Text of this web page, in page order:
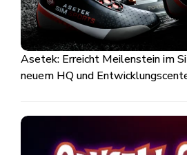
Asetek: Erreicht Meilenstein im
neuem HQ und